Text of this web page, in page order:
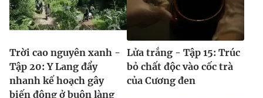
Trời cao nguyên xanh -
Tập 20: Y Lang đẩy
nhanh kế hoạch gây
biến động ở buôn làng
Lửa trắng - Tập 15: Trúc
bỏ chất độc vào cốc trà
của Cương đen